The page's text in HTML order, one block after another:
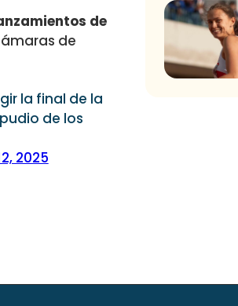
de
de
la final de la
de los
2025